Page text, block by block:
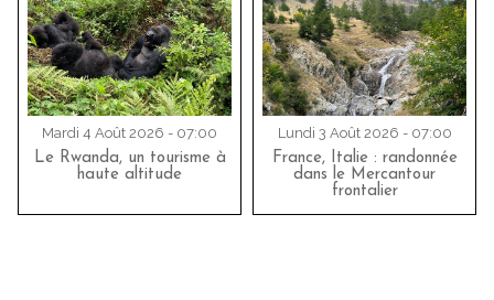
Mardi 4 Août 2026 - 07:00
Le Rwanda, un tourisme à
haute altitude
Lundi 3 Août 2026 - 07:00
France, Italie : randonnée
dans le Mercantour
frontalier